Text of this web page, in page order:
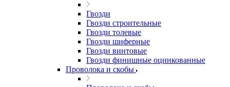
Гвозди
Гвозди строительные
Гвозди толевые
Гвозди шиферные
Гвозди винтовые
Гвозди финишные оцинкованные
Проволока и скобы